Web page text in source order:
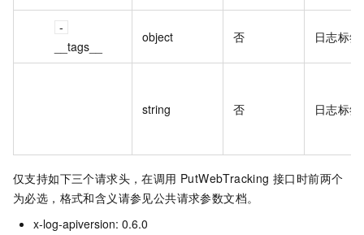
__tags__
object 否 日志标
string 否 日志标
仅支持如下三个请求头，在调用 PutWebTracking 接口时前两个
为必选，格式和含义请参见公共请求参数文档。
x-log-apiversion: 0.6.0